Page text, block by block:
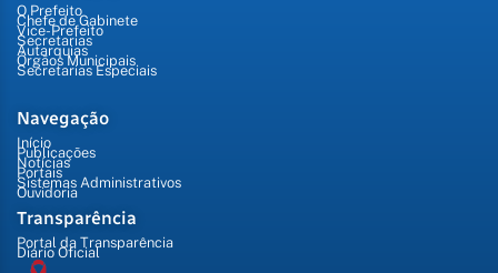
O Prefeito
Chefe de Gabinete
Vice-Prefeito
Secretarias
Autarquias
Órgãos Municipais
Secretarias Especiais
Navegação
Início
Publicações
Notícias
Portais
Sistemas Administrativos
Ouvidoria
Transparência
Portal da Transparência
Diário Oficial